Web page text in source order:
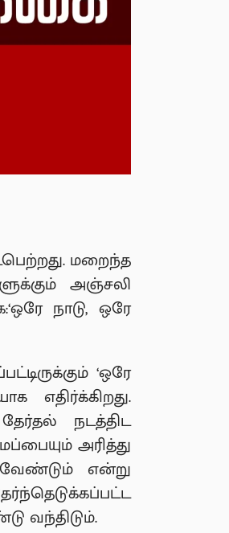
மறைந்த
அஞ்சலி
நாடு, ஒரே
‘ஒரே
எதிர்க்கிறது.
நடத்திட
அரித்து
என்று
வந்திடும்.